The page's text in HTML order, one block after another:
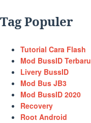
Tag Populer
Tutorial Cara Flash
Mod BussID Terbaru
Livery BussID
Mod Bus JB3
Mod BussID 2020
Recovery
Root Android